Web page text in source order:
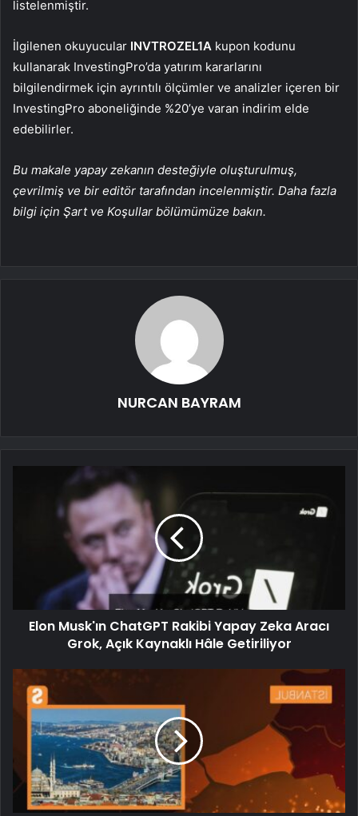
listelenmiştir.
İlgilenen okuyucular INVTROZEL1A kupon kodunu
kullanarak InvestingPro’da yatırım kararlarını
bilgilendirmek için ayrıntılı ölçümler ve analizler içeren bir
InvestingPro aboneliğinde %20’ye varan indirim elde
edebilirler.
Bu makale yapay zekanın desteğiyle oluşturulmuş,
çevrilmiş ve bir editör tarafından incelenmiştir. Daha fazla
bilgi için Şart ve Koşullar bölümümüze bakın.
NURCAN BAYRAM
Elon Musk'ın ChatGPT Rakibi Yapay Zeka Aracı
Grok, Açık Kaynaklı Hâle Getiriliyor